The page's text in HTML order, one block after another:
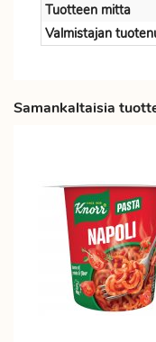
Tuotteen mitta
Valmistajan
Samankaltaisia